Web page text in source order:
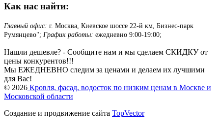
Как нас найти:
Главный офис: г. Москва, Киевское шоссе 22-й км, Бизнес-парк
Румянцево"; График работы: ежедневно 9:00-19:00;
Нашли дешевле? - Сообщите нам и мы сделаем СКИДКУ от
цены конкурентов!!!
Мы ЕЖЕДНЕВНО следим за ценами и делаем их лучшими
для Вас!
© 2026 Кровля, фасад, водосток по низким ценам в Москве и
Московской области
Создание и продвижение сайта TopVector